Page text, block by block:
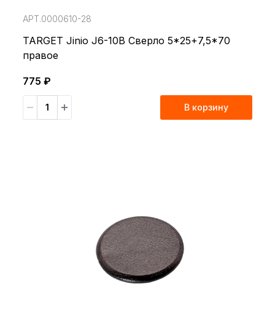
АРТ.0000610-28
TARGET Jinio J6-10B Сверло 5*25+7,5*70
правое
775 ₽
В корзину